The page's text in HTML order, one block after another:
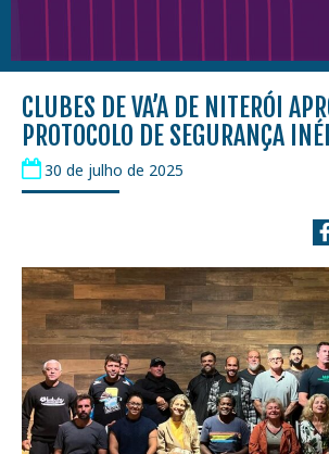
CLUBES DE VA’A DE NITERÓI
PROTOCOLO DE SEGURANÇA
30 de julho de 2025